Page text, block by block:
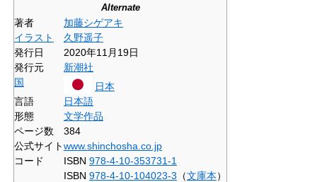
Alternate
著者
加藤シゲアキ
イラスト
久野遥子
発行日
2020年11月19日
発行元
新潮社
国
日本
言語
日本語
形態
文学作品
ページ数
384
公式サイトwww.shinchosha.co.jp
コード
ISBN 978-4-10-353731-1
ISBN 978-4-10-104023-3 （文庫本）